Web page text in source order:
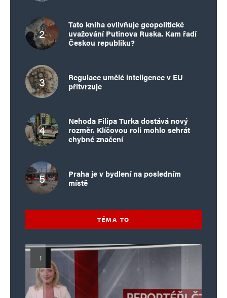
Tato kniha ovlivňuje geopolitické
uvažování Putinova Ruska. Kam řadí
Českou republiku?
Regulace umělé inteligence v EU
přitvrzuje
Nehoda Filipa Turka dostává nový
rozměr. Klíčovou roli mohlo sehrát
chybné značení
Praha je v bydlení na posledním
místě
TÉMA TO